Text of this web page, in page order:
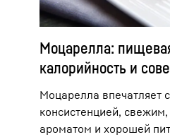
Моцарелла:
калорийность и
Моцарелла впечатляет
консистенцией,
ароматом и хорошей